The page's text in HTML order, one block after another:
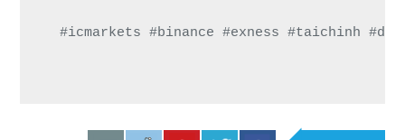
#icmarkets #binance #exness #taichinh